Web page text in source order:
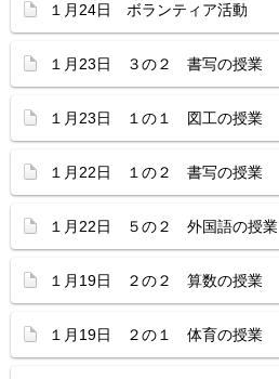
１月24日 ボランティア活動
１月23日 ３の２ 書写の授業
１月23日 １の１ 図工の授業
１月22日 １の２ 書写の授業
１月22日 ５の２ 外国語の授業
１月19日 ２の２ 算数の授業
１月19日 ２の１ 体育の授業